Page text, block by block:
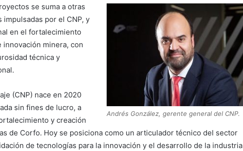
Andrés González, gerente general del CNP.
se suma a otras
por el CNP, y
en el fortalecimiento
minera, con
técnica y
(CNP) nace en 2020
sin fines de lucro, a
y creación
de Corfo. Hoy se posiciona como un articulador técnico del sector
de tecnologías para la innovación y el desarrollo de la industria